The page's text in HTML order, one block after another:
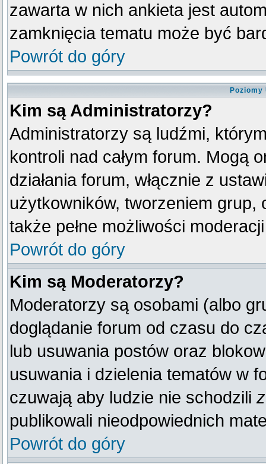
zawarta w nich ankieta jest
zamknięcia tematu może być
Powrót do góry
Kim są Administratorzy?
Administratorzy są ludźmi,
kontroli nad całym forum. Mogą
działania forum, włącznie z
użytkowników, tworzeniem grup,
także pełne możliwości
Powrót do góry
Kim są Moderatorzy?
Moderatorzy są osobami (albo
doglądanie forum od czasu do
lub usuwania postów oraz
usuwania i dzielenia tematów w
czuwają aby ludzie nie schodzili
publikowali nieodpowiednich
Powrót do góry